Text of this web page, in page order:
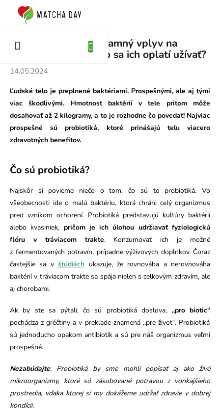
Probiotiká a ich významný vplyv na
ľudské zdravie: Prečo sa ich oplatí užívať?
14.05.2024
Ľudské telo je preplnené baktériami. Prospešnými, ale aj tými
viac škodlivými. Hmotnosť baktérií v tele pritom môže
dosahovať až 2 kilogramy, a to je rozhodne čo povedať! Najviac
prospešné sú probiotiká, ktoré prinášajú telu viacero
zdravotných benefitov.
Čo sú probiotiká?
Najskôr si povieme niečo o tom, čo sú to probiotiká. Vo
všeobecnosti ide o malú baktériu, ktorá chráni celý organizmus
pred vznikom ochorení. Probiotiká predstavujú kultúry baktérií
alebo kvasiniek, pričom je ich úlohou udržiavať fyziologickú
flóru v tráviacom trakte. Konzumovať ich je možné
z fermentovaných potravín, prípadne výživových doplnkov. Čoraz
častejšie sa vštúdiách ukazuje, že rovnováha a nerovnováha
baktérií v tráviacom trakte sa spája nielen s celkovým zdravím, ale
aj chorobami.
Ak by ste sa pýtali, čo sú probiotiká doslova, ,,pro biotic“
pochádza z gréčtiny a v preklade znamená ,,pre život“. Probiotiká
sú jednoducho opakom antibiotík a sú pre náš organizmus veľmi
prospešné.
Nezabúdajte: Probiotiká by sme mohli popísať aj ako živé
mikroorganizmy, ktoré sú zásobované potravou z vonkajšieho
prostredia, vďaka ktorej si my dokážeme udržať zdravie v dobrej
kondícii.